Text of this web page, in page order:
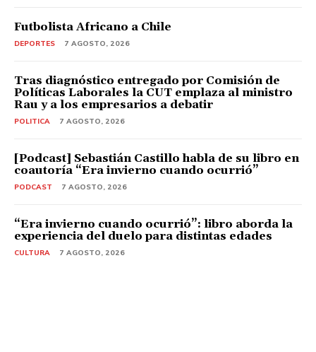
Futbolista Africano a Chile
DEPORTES 7 AGOSTO, 2026
Tras diagnóstico entregado por Comisión de
Políticas Laborales la CUT emplaza al ministro
Rau y a los empresarios a debatir
POLITICA 7 AGOSTO, 2026
[Podcast] Sebastián Castillo habla de su libro en
coautoría “Era invierno cuando ocurrió”
PODCAST 7 AGOSTO, 2026
“Era invierno cuando ocurrió”: libro aborda la
experiencia del duelo para distintas edades
CULTURA 7 AGOSTO, 2026